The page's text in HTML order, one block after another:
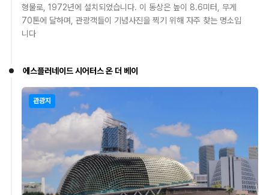
형물로, 1972년에 설치되었습니다. 이 동상은 높이 8.6미터, 무게
70톤에 달하며, 관광객들이 기념사진을 찍기 위해 자주 찾는 명소입
니다
에스플러네이드 시어터스 온 더 베이
관광지